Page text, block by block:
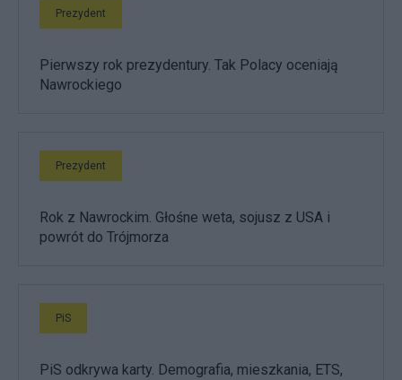
Prezydent
Pierwszy rok prezydentury. Tak Polacy oceniają
Nawrockiego
Prezydent
Rok z Nawrockim. Głośne weta, sojusz z USA i
powrót do Trójmorza
PiS
PiS odkrywa karty. Demografia, mieszkania, ETS,